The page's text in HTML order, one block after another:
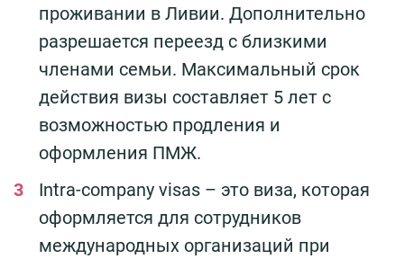
проживании в Ливии. Дополнительно
разрешается переезд с близкими
членами семьи. Максимальный срок
действия визы составляет 5 лет с
возможностью продления и
оформления ПМЖ.
Intra-company visas – это виза, которая
оформляется для сотрудников
международных организаций при